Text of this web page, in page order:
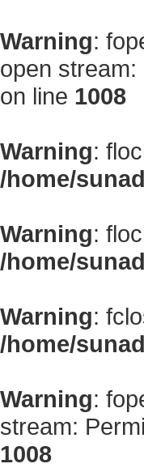
Warning:
open
on line 1008
Warning:
/home/
Warning:
/home/
Warning:
/home/
Warning:
stream:
1008